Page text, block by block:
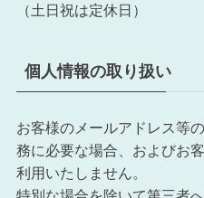
（土日祝は定休日）
個人情報の取り扱い
お客様のメールアドレス等
務に必要な場合、およびお
利用いたしません。